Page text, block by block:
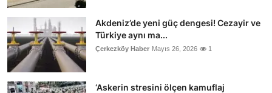
Akdeniz’de yeni güç dengesi! Cezayir ve
Türkiye aynı ma...
Çerkezköy Haber Mayıs 26, 2026 1
‘Askerin stresini ölçen kamuflaj